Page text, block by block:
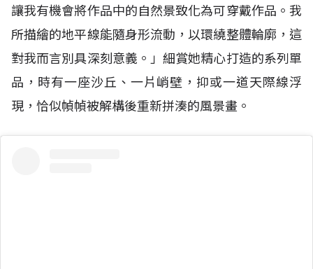
讓我有機會將作品中的自然景致化為可穿戴作品。我
所描繪的地平線能隨身形流動，以環繞整體輪廓，這
對我而言別具深刻意義。」細賞她精心打造的系列單
品，時有一座沙丘、一片峭壁，抑或一道天際線浮
現，恰似幀幀被解構後重新拼湊的風景畫。